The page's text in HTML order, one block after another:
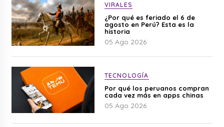
VIRALES
¿Por qué es feriado el 6 de
agosto en Perú? Esta es la
historia
05 Ago 2026
TECNOLOGÍA
Por qué los peruanos compran
cada vez más en apps chinas
05 Ago 2026